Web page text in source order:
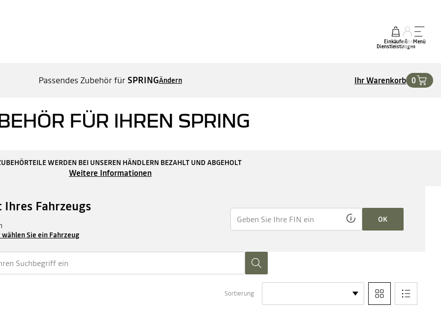
Einkäufe &
Dienstleistungen
mein
Konto
Menü
Passendes Zubehör für SPRINGÄndern Ihr Warenkorb 0
FÜR IHREN SPRING
WERDEN BEI UNSEREN HÄNDLERN BEZAHLT UND ABGEHOLT
Weitere Informationen
Fahrzeugs
wählen Sie ein Fahrzeug
OK
Sortierung